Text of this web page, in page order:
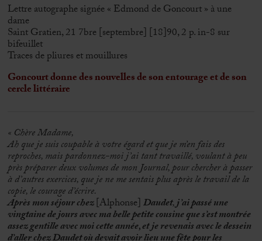
Lettre autographe signée « Edmond de Goncourt » à une
dame
Saint Gratien, 21 7bre [septembre] [18]90, 2 p. in-8 sur
bifeuillet
Traces de pliures et mouillures
Goncourt donne des nouvelles de son entourage et de son
cercle littéraire
« Chère Madame,
Ah que je suis coupable à votre égard et que je m’en fais des
reproches, mais pardonnez-moi j’ai tant travaillé, voulant à peu
près préparer deux volumes de mon Journal, pour chercher à passer
à d’autres exercices, que je ne me sentais plus après le travail de la
copie, le courage d’écrire.
Après mon séjour chez[Alphonse]Daudet,j’ai passé une
vingtaine de jours avec ma belle petite cousine que s’est montrée
assez gentille avec moi cette année, etje revenais avec le dessein